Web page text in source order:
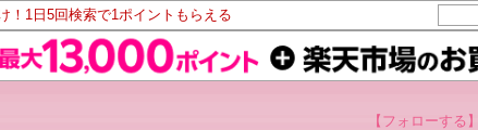
！1日5回検索で1ポイントもらえる
【フォローする】